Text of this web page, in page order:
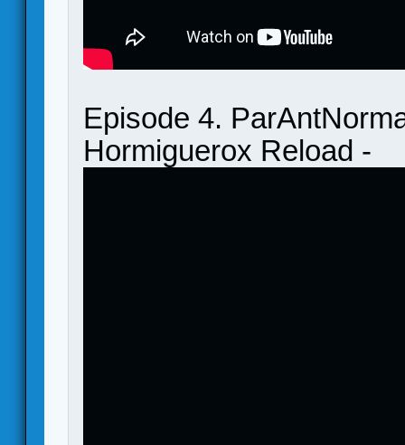
Episode 4.
Hormiguerox Reload -